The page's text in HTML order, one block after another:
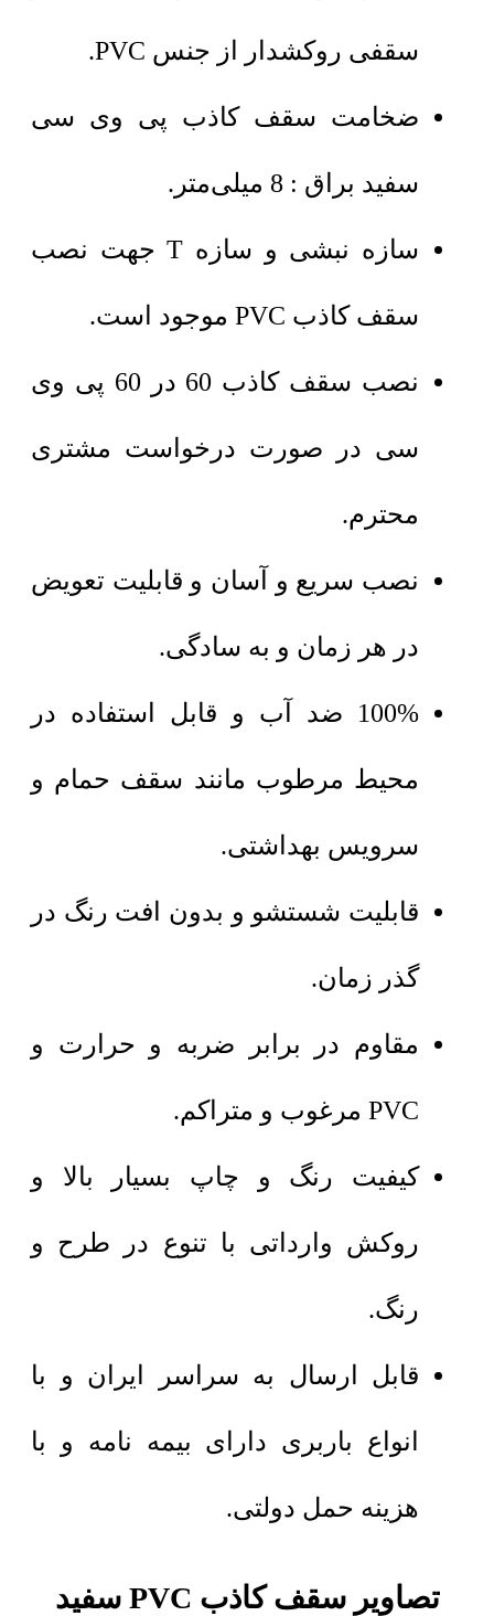
سقفی روکشدار از جنس PVC.
ضخامت سقف کاذب پی وی سی
سفید براق : 8 میلی‌متر.
سازه نبشی و سازه T جهت نصب
سقف کاذب PVC موجود است.
نصب سقف کاذب 60 در 60 پی وی
سی در صورت درخواست مشتری
محترم.
نصب سریع و آسان و قابلیت تعویض
در هر زمان و به سادگی.
100% ضد آب و قابل استفاده در
محیط مرطوب مانند سقف حمام و
سرویس بهداشتی.
قابلیت شستشو و بدون افت رنگ در
گذر زمان.
مقاوم در برابر ضربه و حرارت و
PVC مرغوب و متراکم.
کیفیت رنگ و چاپ بسیار بالا و
روکش وارداتی با تنوع در طرح و
رنگ.
قابل ارسال به سراسر ایران و با
انواع باربری دارای بیمه نامه و با
هزینه حمل دولتی.
تصاویر سقف کاذب PVC سفید